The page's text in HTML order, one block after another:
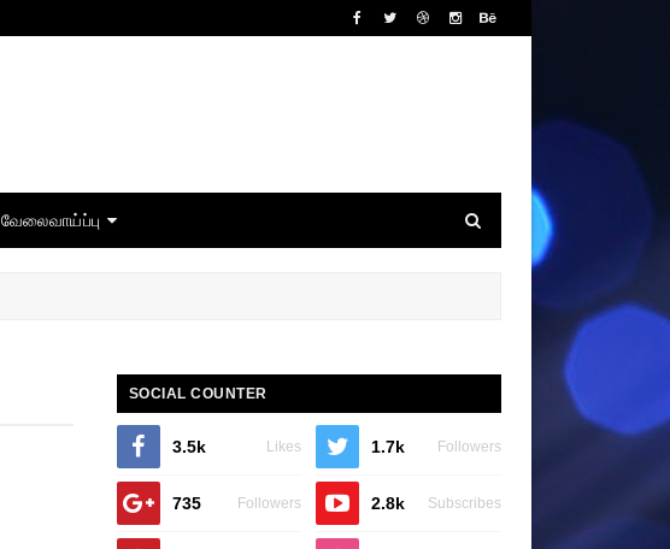
வேலைவாய்ப்பு
SOCIAL COUNTER
3.5k Likes 1.7k Followers
735 Followers 2.8k Subscribes